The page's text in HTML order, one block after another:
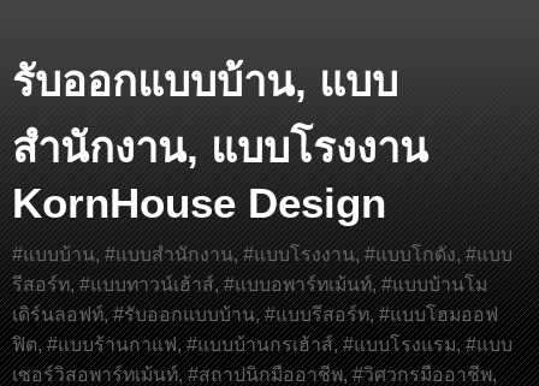
รับออกแบบบ้าน, แบบ
สำนักงาน, แบบโรงงาน
KornHouse Design
#แบบบ้าน, #แบบสำนักงาน, #แบบโรงงาน, #แบบโกดัง, #แบบ
รีสอร์ท, #แบบทาวน์เฮ้าส์, #แบบอพาร์ทเม้นท์, #แบบบ้านโม
เดิร์นลอฟท์, #รับออกแบบบ้าน, #แบบรีสอร์ท, #แบบโฮมออฟ
ฟิต, #แบบร้านกาแฟ, #แบบบ้านกรเฮ้าส์, #แบบโรงแรม, #แบบ
เซอร์วิสอพาร์ทเม้นท์, #สถาปนิกมืออาชีพ, #วิศวกรมืออาชีพ,